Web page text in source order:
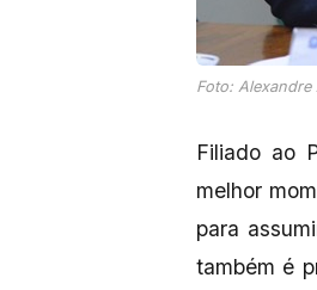
Foto: Alexandre
Filiado ao
melhor
para
também é